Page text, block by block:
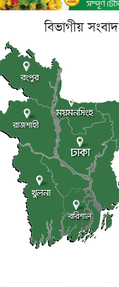
বিভাগীয় সংবাদ